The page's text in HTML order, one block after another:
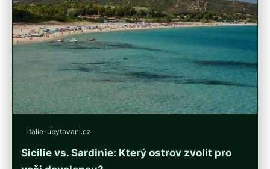
italie-ubytovani.cz
Sicilie vs. Sardinie: Který ostrov zvolit pro